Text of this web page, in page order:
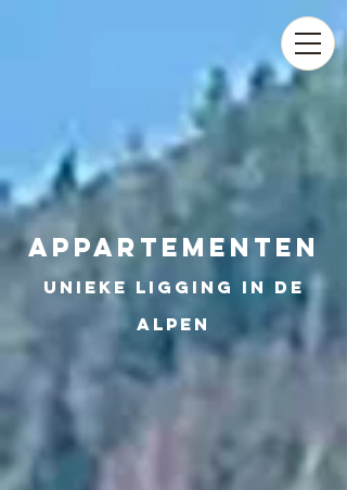
APPARTEMENTEN
unieke ligging in de
Alpen